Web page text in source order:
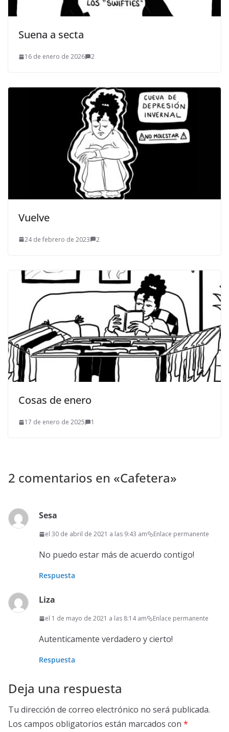
Suena a secta
16 de enero de 2026 2
Vuelve
24 de febrero de 2023 2
Cosas de enero
17 de enero de 2025 1
2 comentarios en «Cafetera»
Sesa
el 30 de abril de 2021 a las 9:43 am Enlace permanente
No puedo estar más de acuerdo contigo!
Respuesta
Liza
el 1 de mayo de 2021 a las 8:14 am Enlace permanente
Autenticamente verdadero y cierto!
Respuesta
Deja una respuesta
Tu dirección de correo electrónico no será publicada.
Los campos obligatorios están marcados con *